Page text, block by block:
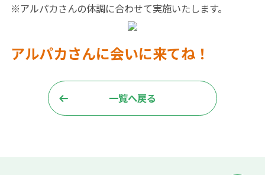
※アルパカさんの体調に合わせて実施いたします。
アルパカさんに会いに来てね！
一覧へ戻る